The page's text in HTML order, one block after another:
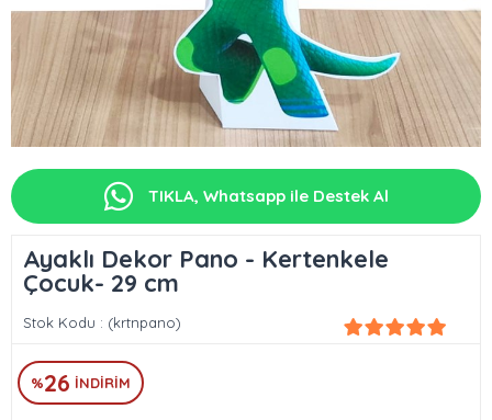
TIKLA, Whatsapp ile Destek Al
Ayaklı Dekor Pano - Kertenkele
Çocuk- 29 cm
Stok Kodu (krtnpano)
%26 İNDIRIM